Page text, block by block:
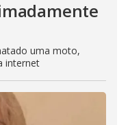
uma moto,
internet